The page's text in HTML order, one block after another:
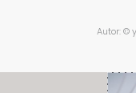
Autor: ©